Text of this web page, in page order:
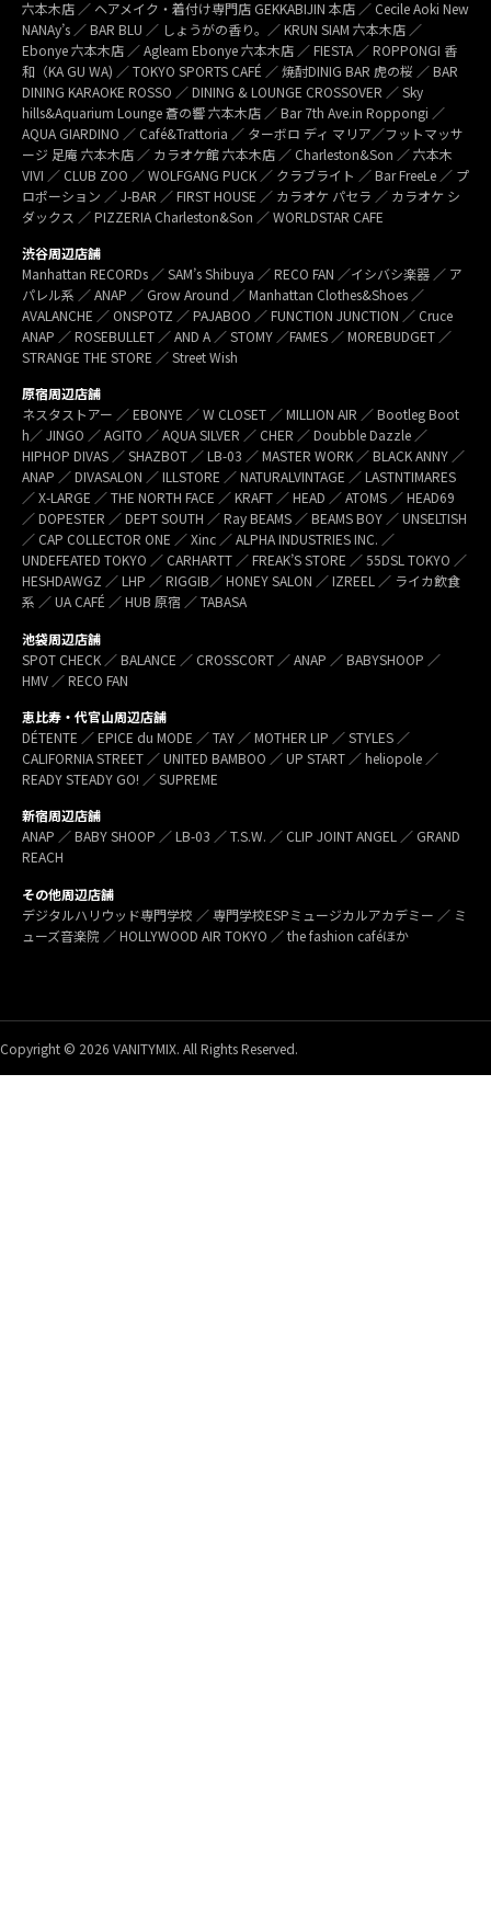
六本木店 ／ ヘアメイク・着付け専門店 GEKKABIJIN 本店 ／ Cecile Aoki New
NANAy’s ／ BAR BLU ／ しょうがの香り。／ KRUN SIAM 六本木店 ／
Ebonye 六本木店 ／ Agleam Ebonye 六本木店 ／ FIESTA ／ ROPPONGI 香
和（KA GU WA) ／ TOKYO SPORTS CAFÉ ／ 焼酎DINIG BAR 虎の桜 ／ BAR
DINING KARAOKE ROSSO ／ DINING & LOUNGE CROSSOVER ／ Sky
hills&Aquarium Lounge 蒼の響 六本木店 ／ Bar 7th Ave.in Roppongi ／
AQUA GIARDINO ／ Café&Trattoria ／ ターボロ ディ マリア／フットマッサ
ージ 足庵 六本木店 ／ カラオケ館 六本木店 ／ Charleston&Son ／ 六本木
VIVI ／ CLUB ZOO ／ WOLFGANG PUCK ／ クラブライト ／ Bar FreeLe ／ プ
ロポーション ／ J-BAR ／ FIRST HOUSE ／ カラオケ パセラ ／ カラオケ シ
ダックス ／ PIZZERIA Charleston&Son ／ WORLDSTAR CAFE
渋谷周辺店舗
Manhattan RECORDs ／ SAM’s Shibuya ／ RECO FAN ／イシバシ楽器 ／ ア
パレル系 ／ ANAP ／ Grow Around ／ Manhattan Clothes&Shoes ／
AVALANCHE ／ ONSPOTZ ／ PAJABOO ／ FUNCTION JUNCTION ／ Cruce
ANAP ／ ROSEBULLET ／ AND A ／ STOMY ／FAMES ／ MOREBUDGET ／
STRANGE THE STORE ／ Street Wish
原宿周辺店舗
ネスタストアー ／ EBONYE ／ W CLOSET ／ MILLION AIR ／ Bootleg Boot
h／ JINGO ／ AGITO ／ AQUA SILVER ／ CHER ／ Doubble Dazzle ／
HIPHOP DIVAS ／ SHAZBOT ／ LB-03 ／ MASTER WORK ／ BLACK ANNY ／
ANAP ／ DIVASALON ／ ILLSTORE ／ NATURALVINTAGE ／ LASTNTIMARES
／ X-LARGE ／ THE NORTH FACE ／ KRAFT ／ HEAD ／ ATOMS ／ HEAD69
／ DOPESTER ／ DEPT SOUTH ／ Ray BEAMS ／ BEAMS BOY ／ UNSELTISH
／ CAP COLLECTOR ONE ／ Xinc ／ ALPHA INDUSTRIES INC. ／
UNDEFEATED TOKYO ／ CARHARTT ／ FREAK’S STORE ／ 55DSL TOKYO ／
HESHDAWGZ ／ LHP ／ RIGGIB／ HONEY SALON ／ IZREEL ／ ライカ飲食
系 ／ UA CAFÉ ／ HUB 原宿 ／ TABASA
池袋周辺店舗
SPOT CHECK ／ BALANCE ／ CROSSCORT ／ ANAP ／ BABYSHOOP ／
HMV ／ RECO FAN
恵比寿・代官山周辺店舗
DÉTENTE ／ EPICE du MODE ／ TAY ／ MOTHER LIP ／ STYLES ／
CALIFORNIA STREET ／ UNITED BAMBOO ／ UP START ／ heliopole ／
READY STEADY GO! ／ SUPREME
新宿周辺店舗
ANAP ／ BABY SHOOP ／ LB-03 ／ T.S.W. ／ CLIP JOINT ANGEL ／ GRAND
REACH
その他周辺店舗
デジタルハリウッド専門学校 ／ 専門学校ESPミュージカルアカデミー ／ ミ
ューズ音楽院 ／ HOLLYWOOD AIR TOKYO ／ the fashion caféほか
Copyright © 2026 VANITYMIX. All Rights Reserved.